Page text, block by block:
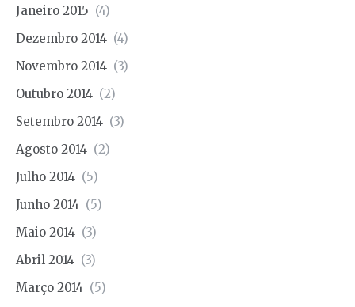
Janeiro 2015 (4)
Dezembro 2014 (4)
Novembro 2014 (3)
Outubro 2014 (2)
Setembro 2014 (3)
Agosto 2014 (2)
Julho 2014 (5)
Junho 2014 (5)
Maio 2014 (3)
Abril 2014 (3)
Março 2014 (5)